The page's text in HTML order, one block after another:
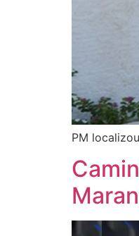
PM